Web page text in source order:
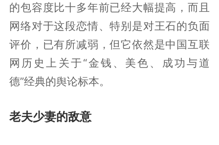
的包容度比十多年前已经大幅提高，而且
网络对于这段恋情、特别是对王石的负面
评价，已有所减弱，但它依然是中国互联
网历史上关于“金钱、美色、成功与道
德”经典的舆论标本。
老夫少妻的敌意